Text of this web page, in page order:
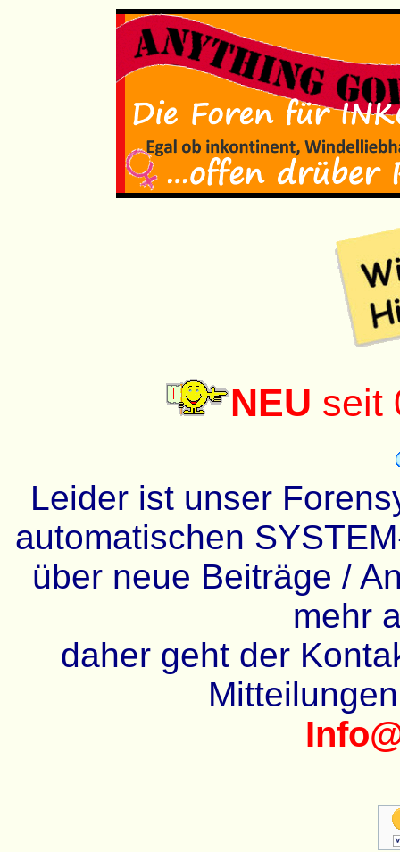
NEU seit
Leider ist unser
automatischen
über neue Beiträge /
mehr
daher geht der